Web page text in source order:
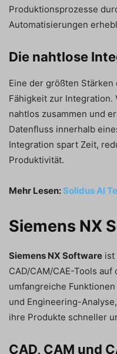
Produktionsprozesse
Automatisierungen
Die nahtlose
Eine der größten
Fähigkeit zur Integration.
nahtlos zusammen und
Datenfluss innerhalb
Integration spart Zeit,
Produktivität.
Mehr Lesen:Solidus AI
Siemens NX
Siemens NX Software ist
CAD/CAM/CAE-Tools
umfangreiche
und Engineering-
ihre Produkte schneller
CAD, CAM und